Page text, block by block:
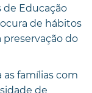
de Educação
de hábitos
do
famílias com
de